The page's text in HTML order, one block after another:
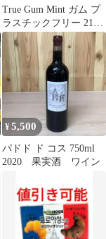
True Gum Mint ガム プ
ラスチックフリー 21g
× 23個 ミント
¥5,500
パドド ド コス 750ml
2020 果実酒 ワイン